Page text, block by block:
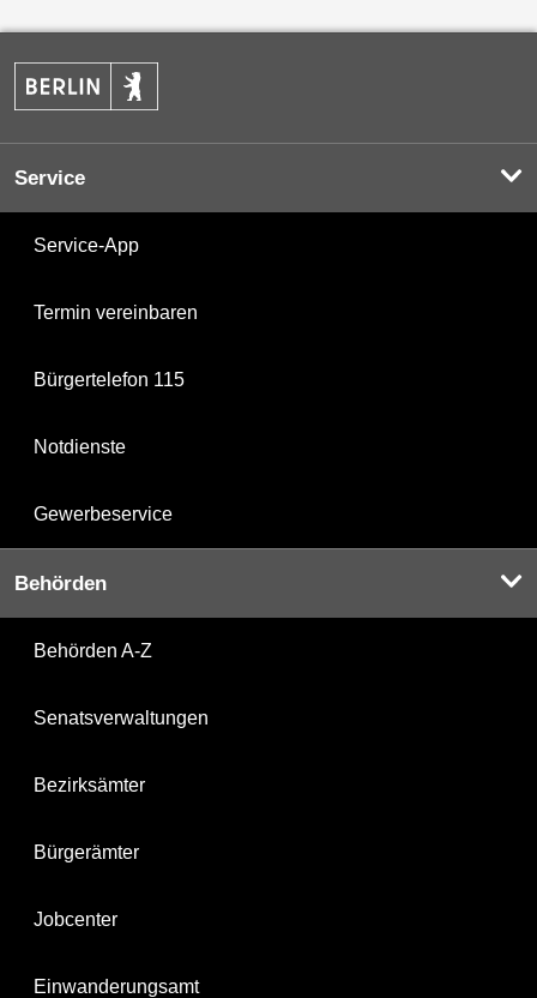
Service
Service-App
Termin vereinbaren
Bürgertelefon 115
Notdienste
Gewerbeservice
Behörden
Behörden A-Z
Senatsverwaltungen
Bezirksämter
Bürgerämter
Jobcenter
Einwanderungsamt